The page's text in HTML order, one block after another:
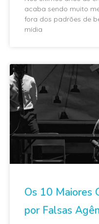
acaba sendo muito
fora dos padrões de
mídia
Os 10 Maiores
por Falsas